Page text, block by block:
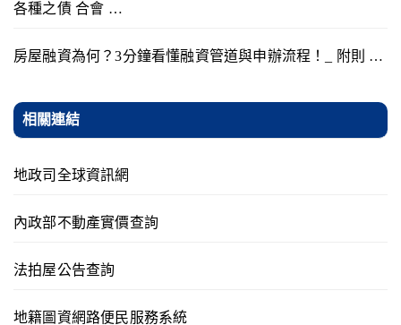
各種之債 合會 …
房屋融資為何？3分鐘看懂融資管道與申辦流程！_ 附則 …
相關連結
地政司全球資訊網
內政部不動產實價查詢
法拍屋公告查詢
地籍圖資網路便民服務系統